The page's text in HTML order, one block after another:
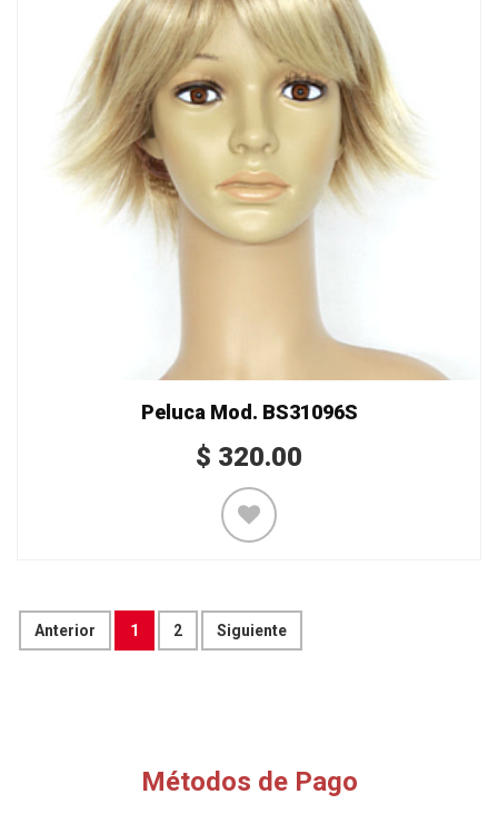
Peluca Mod. BS31096S
$ 320.00
Anterior 1 2 Siguiente
Métodos de Pago